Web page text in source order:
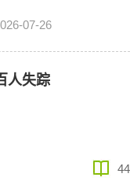
07-26
人失踪
44